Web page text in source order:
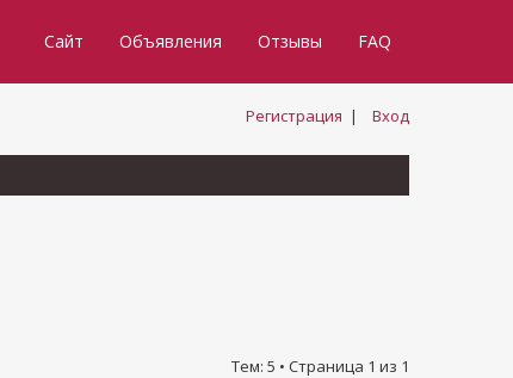
Сайт Объявления Отзывы FAQ
Регистрация | Вход
Тем: 5 • Страница 1 из 1